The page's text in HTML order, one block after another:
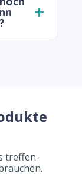
treffen-